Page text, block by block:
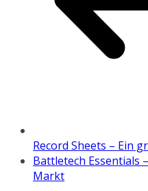
Record Sheets – Ein
Battletech Essentials
Markt